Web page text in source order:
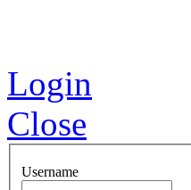
Login
Close
Username